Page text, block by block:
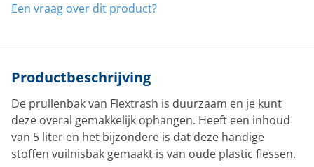
Een vraag over dit product?
Productbeschrijving
De prullenbak van Flextrash is duurzaam en je kunt
deze overal gemakkelijk ophangen. Heeft een inhoud
van 5 liter en het bijzondere is dat deze handige
stoffen vuilnisbak gemaakt is van oude plastic flessen.